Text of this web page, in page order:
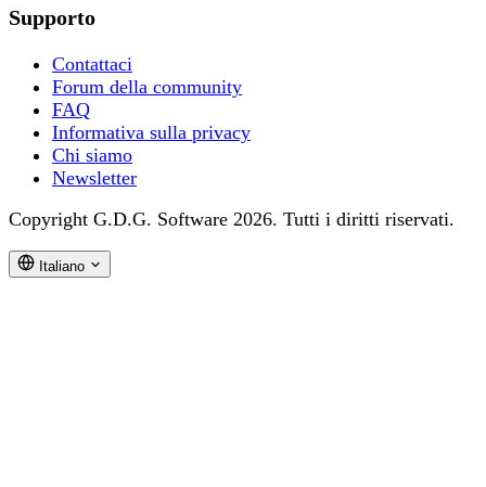
Supporto
Contattaci
Forum della community
FAQ
Informativa sulla privacy
Chi siamo
Newsletter
Copyright G.D.G. Software 2026. Tutti i diritti riservati.
Italiano